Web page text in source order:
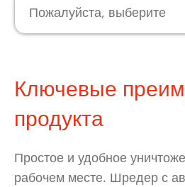
Пожалуйста, выберите
Ключевые
продукта
Простое и удобное
рабочем месте. Шредер с